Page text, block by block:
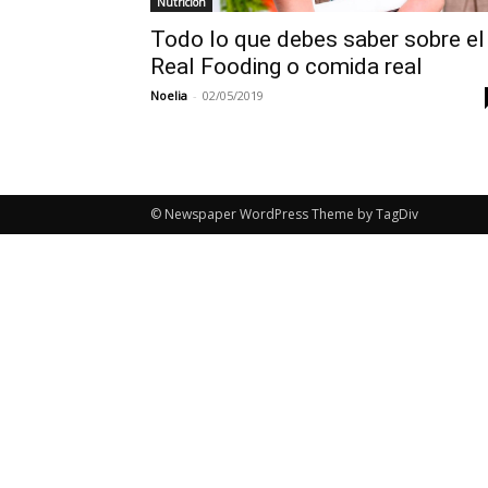
Todo lo que debes saber sobre el
Real Fooding o comida real
Noelia - 02/05/2019
© Newspaper WordPress Theme by TagDiv